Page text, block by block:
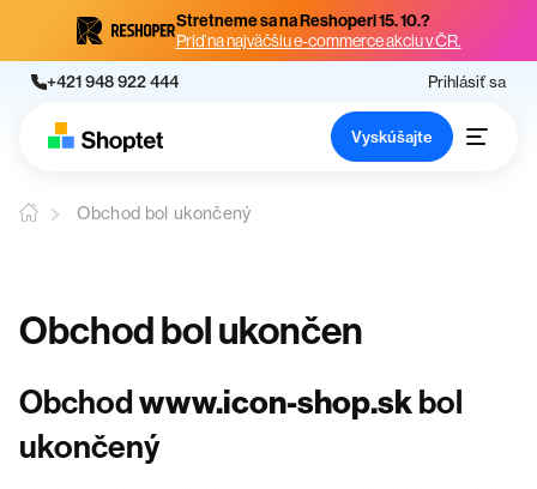
Stretneme sa na Reshoperi 15. 10.?
Príď na najväčšiu e-commerce akciu v ČR.
+421 948 922 444 Prihlásiť sa
Vyskúšajte
Obchod bol ukončený
Obchod bol ukončen
Obchodwww.icon-shop.skbol
ukončený